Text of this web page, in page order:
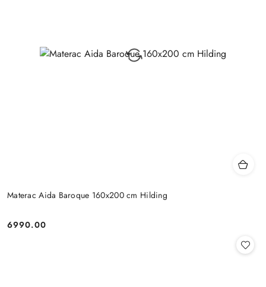
Materac Aida Baroque 160x200 cm Hilding
Cena:
6990.00